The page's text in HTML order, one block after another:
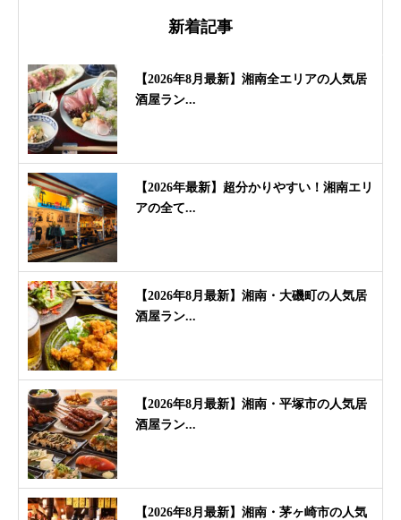
新着記事
【2026年8月最新】湘南全エリアの人気居
酒屋ラン...
【2026年最新】超分かりやすい！湘南エリ
アの全て...
【2026年8月最新】湘南・大磯町の人気居
酒屋ラン...
【2026年8月最新】湘南・平塚市の人気居
酒屋ラン...
【2026年8月最新】湘南・茅ヶ崎市の人気